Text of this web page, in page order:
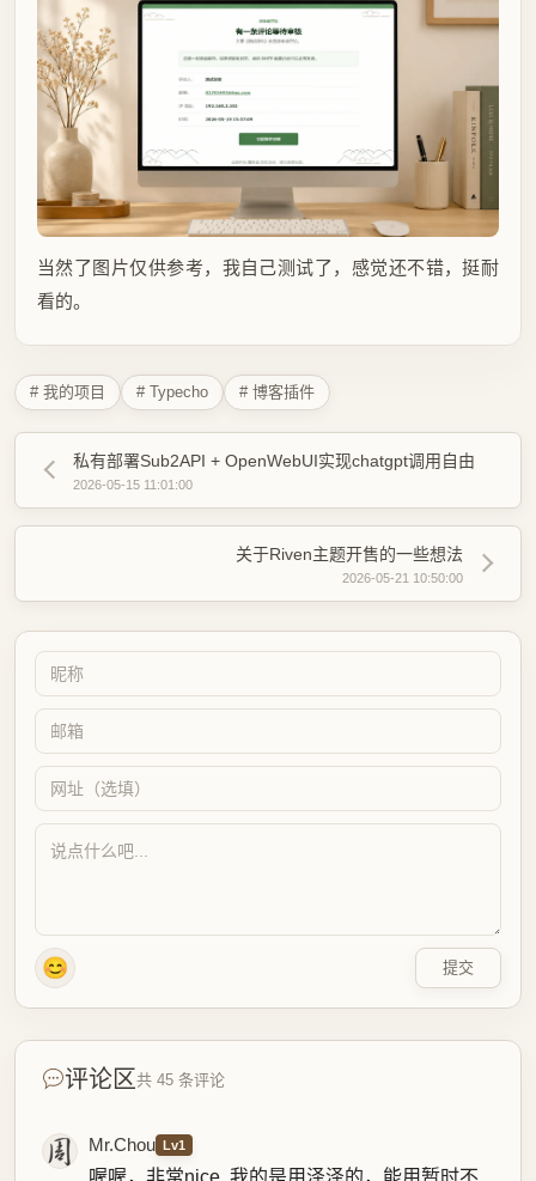
当然了图片仅供参考，我自己测试了，感觉还不错，挺耐
看的。
# 我的项目 # Typecho # 博客插件
私有部署Sub2API + OpenWebUI实现chatgpt调用自由
2026-05-15 11:01:00
关于Riven主题开售的一些想法
2026-05-21 10:50:00
😊 提交
评论区 共 45 条评论
Mr.Chou Lv1
喔喔，非常nice..我的是用泽泽的，能用暂时不